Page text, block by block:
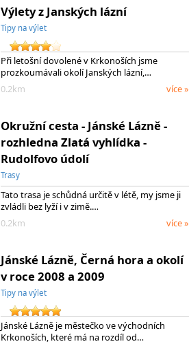
Výlety z Janských lázní
Tipy na výlet
Při letošní dovolené v Krkonoších jsme
prozkoumávali okolí Janských lázní,…
0.2km
více »
Okružní cesta - Jánské Lázně -
rozhledna Zlatá vyhlídka -
Rudolfovo údolí
Trasy
Tato trasa je schůdná určitě v létě, my jsme ji
zvládli bez lyží i v zimě.…
0.2km
více »
Jánské Lázně, Černá hora a okolí
v roce 2008 a 2009
Tipy na výlet
Jánské Lázně je městečko ve východních
Krkonoších, které má na rozdíl od…